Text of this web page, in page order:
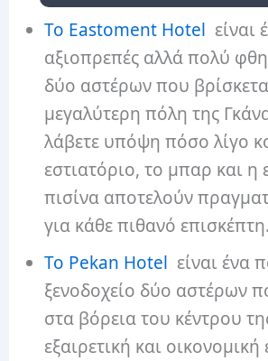
Το Eastoment Hotel είναι
αξιοπρεπές αλλά πολύ
δύο αστέρων που
μεγαλύτερη πόλη της
λάβετε υπόψη πόσο λίγο
εστιατόριο, το μπαρ και η
πισίνα αποτελούν
για κάθε πιθανό επισκέπτη.
Το Pekan Hotel είναι ένα
ξενοδοχείο δύο αστέρων
στα βόρεια του κέντρου
εξαιρετική και οικονομική